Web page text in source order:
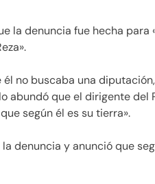
la denuncia fue hecha
no buscaba una
abundó que el dirigente del
según él es su tierra».
denuncia y anunció que